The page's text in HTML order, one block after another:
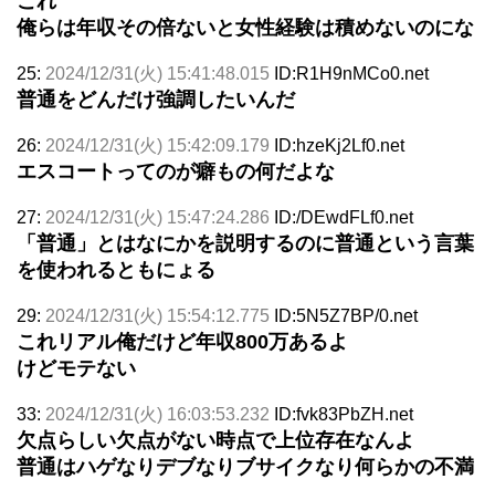
俺らは年収その倍ないと女性経験は積めないのにな
25: 2024/12/31(火) 15:41:48.015 ID:R1H9nMCo0.net
普通をどんだけ強調したいんだ
26: 2024/12/31(火) 15:42:09.179 ID:hzeKj2Lf0.net
エスコートってのが癖もの何だよな
27: 2024/12/31(火) 15:47:24.286 ID:/DEwdFLf0.net
「普通」とはなにかを説明するのに普通という言葉
を使われるともにょる
29: 2024/12/31(火) 15:54:12.775 ID:5N5Z7BP/0.net
これリアル俺だけど年収800万あるよ
けどモテない
33: 2024/12/31(火) 16:03:53.232 ID:fvk83PbZH.net
欠点らしい欠点がない時点で上位存在なんよ
普通はハゲなりデブなりブサイクなり何らかの不満